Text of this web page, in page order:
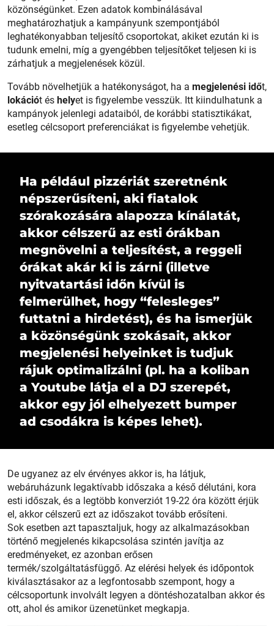
közönségünket. Ezen adatok kombinálásával
meghatározhatjuk a kampányunk szempontjából
leghatékonyabban teljesítő csoportokat, akiket ezután ki is
tudunk emelni, míg a gyengébben teljesítőket teljesen ki is
zárhatjuk a megjelenések közül.
Tovább növelhetjük a hatékonyságot, ha a megjelenési időt,
lokációt és helyet is figyelembe vesszük. Itt kiindulhatunk a
kampányok jelenlegi adataiból, de korábbi statisztikákat,
esetleg célcsoport preferenciákat is figyelembe vehetjük.
Ha például pizzériát szeretnénk
népszerűsíteni, aki fiatalok
szórakozására alapozza kínálatát,
akkor célszerű az esti órákban
megnövelni a teljesítést, a reggeli
órákat akár ki is zárni (illetve
nyitvatartási időn kívül is
felmerülhet, hogy “felesleges”
futtatni a hirdetést), és ha ismerjük
a közönségünk szokásait, akkor
megjelenési helyeinket is tudjuk
rájuk optimalizálni (pl. ha a koliban
a Youtube látja el a DJ szerepét,
akkor egy jól elhelyezett bumper
ad csodákra is képes lehet).
De ugyanez az elv érvényes akkor is, ha látjuk,
webáruházunk legaktívabb időszaka a késő délutáni, kora
esti időszak, és a legtöbb konverziót 19-22 óra között érjük
el, akkor célszerű ezt az időszakot tovább erősíteni.
Sok esetben azt tapasztaljuk, hogy az alkalmazásokban
történő megjelenés kikapcsolása szintén javítja az
eredményeket, ez azonban erősen
termék/szolgáltatásfüggő. Az elérési helyek és időpontok
kiválasztásakor az a legfontosabb szempont, hogy a
célcsoportunk involvált legyen a döntéshozatalban akkor és
ott, ahol és amikor üzenetünket megkapja.